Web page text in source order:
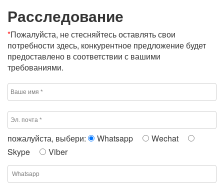
Расследование
*Пожалуйста, не стесняйтесь оставлять свои
потребности здесь, конкурентное предложение будет
предоставлено в соответствии с вашими
требованиями.
пожалуйста, выбери: Whatsapp
Wechat
Skype
Viber